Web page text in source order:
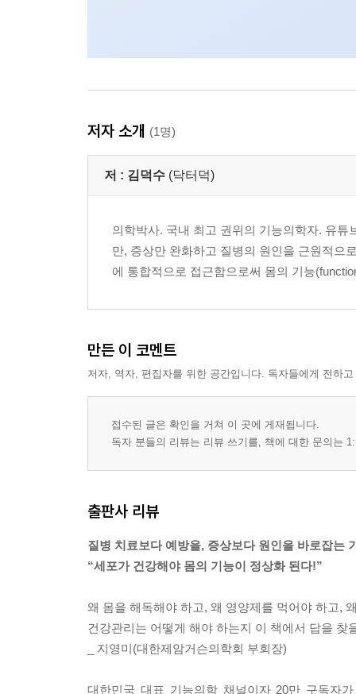
저자 소개 (1명)
저 : 김덕수 (닥터덕)
의학박사. 국내 최고 권위의 기능의학자. 유튜
만, 증상만 완화하고 질병의 원인을 근원적으
에 통합적으로 접근함으로써 몸의 기능
만든 이 코멘트
저자, 역자, 편집자를 위한 공간입니다. 독자들에게 전하
접수된 글은 확인을 거쳐 이 곳에 게재됩니다.
독자 분들의 리뷰는 리뷰 쓰기를, 책에 대한 문의는
출판사 리뷰
질병 치료보다 예방을, 증상보다 원인을 바로잡는
“세포가 건강해야 몸의 기능이 정상화 된다!”
왜 몸을 해독해야 하고, 왜 영양제를 먹어야 하고,
건강관리는 어떻게 해야 하는지 이 책에서 답을 찾
_ 지영미(대한제암거슨의학회 부회장)
대한민국 대표 기능의학 채널이자 20만 구독자